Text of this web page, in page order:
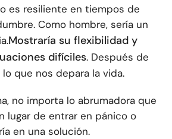
es resiliente en tiempos de
Como hombre, sería un
Mostraría su flexibilidad y
difíciles. Después de
que nos depara la vida.
no importa lo abrumadora que
lugar de entrar en pánico o
en una solución.